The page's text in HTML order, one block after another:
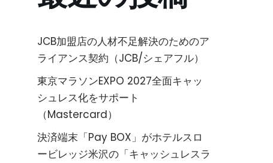
JCB加盟店の人材不足解決のためのア
ライアンス契約（JCB/シェアフル）
東京マラソンEXPO 2027全面キャッ
シュレス化をサポート
（Mastercard）
決済端末「Pay BOX」がホテルスロ
ービレッジ米沢の「キャッシュレスラ